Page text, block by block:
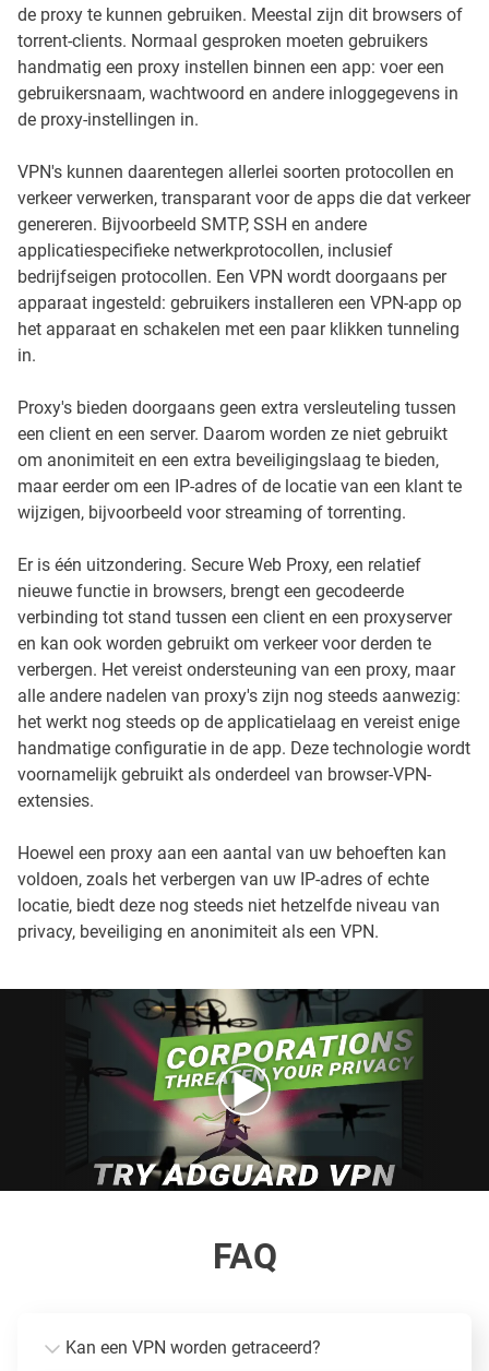
de proxy te kunnen gebruiken. Meestal zijn dit browsers of
torrent-clients. Normaal gesproken moeten gebruikers
handmatig een proxy instellen binnen een app: voer een
gebruikersnaam, wachtwoord en andere inloggegevens in
de proxy-instellingen in.
VPN's kunnen daarentegen allerlei soorten protocollen en
verkeer verwerken, transparant voor de apps die dat verkeer
genereren. Bijvoorbeeld SMTP, SSH en andere
applicatiespecifieke netwerkprotocollen, inclusief
bedrijfseigen protocollen. Een VPN wordt doorgaans per
apparaat ingesteld: gebruikers installeren een VPN-app op
het apparaat en schakelen met een paar klikken tunneling
in.
Proxy's bieden doorgaans geen extra versleuteling tussen
een client en een server. Daarom worden ze niet gebruikt
om anonimiteit en een extra beveiligingslaag te bieden,
maar eerder om een IP-adres of de locatie van een klant te
wijzigen, bijvoorbeeld voor streaming of torrenting.
Er is één uitzondering. Secure Web Proxy, een relatief
nieuwe functie in browsers, brengt een gecodeerde
verbinding tot stand tussen een client en een proxyserver
en kan ook worden gebruikt om verkeer voor derden te
verbergen. Het vereist ondersteuning van een proxy, maar
alle andere nadelen van proxy's zijn nog steeds aanwezig:
het werkt nog steeds op de applicatielaag en vereist enige
handmatige configuratie in de app. Deze technologie wordt
voornamelijk gebruikt als onderdeel van browser-VPN-
extensies.
Hoewel een proxy aan een aantal van uw behoeften kan
voldoen, zoals het verbergen van uw IP-adres of echte
locatie, biedt deze nog steeds niet hetzelfde niveau van
privacy, beveiliging en anonimiteit als een VPN.
FAQ
Kan een VPN worden getraceerd?